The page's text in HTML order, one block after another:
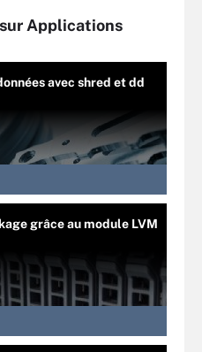
Applications
avec shred et dd
grâce au module LVM